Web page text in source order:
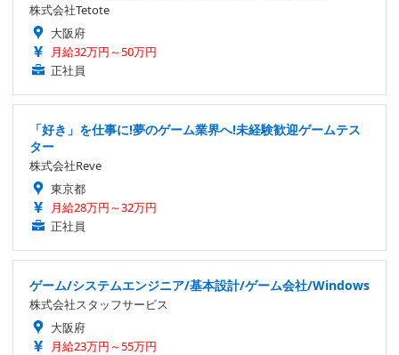
株式会社Tetote
大阪府
月給32万円～50万円
正社員
「好き」を仕事に!夢のゲーム業界へ!未経験歓迎ゲームテス
ター
株式会社Reve
東京都
月給28万円～32万円
正社員
ゲーム/システムエンジニア/基本設計/ゲーム会社/Windows
株式会社スタッフサービス
大阪府
月給23万円～55万円